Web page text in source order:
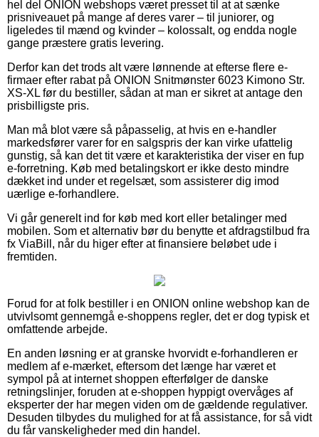
hel del ONION webshops været presset til at at sænke
prisniveauet på mange af deres varer – til juniorer, og
ligeledes til mænd og kvinder – kolossalt, og endda nogle
gange præstere gratis levering.
Derfor kan det trods alt være lønnende at efterse flere e-
firmaer efter rabat på ONION Snitmønster 6023 Kimono Str.
XS-XL før du bestiller, sådan at man er sikret at antage den
prisbilligste pris.
Man må blot være så påpasselig, at hvis en e-handler
markedsfører varer for en salgspris der kan virke ufattelig
gunstig, så kan det tit være et karakteristika der viser en fup
e-forretning. Køb med betalingskort er ikke desto mindre
dækket ind under et regelsæt, som assisterer dig imod
uærlige e-forhandlere.
Vi går generelt ind for køb med kort eller betalinger med
mobilen. Som et alternativ bør du benytte et afdragstilbud fra
fx ViaBill, når du higer efter at finansiere beløbet ude i
fremtiden.
Forud for at folk bestiller i en ONION online webshop kan de
utvivlsomt gennemgå e-shoppens regler, det er dog typisk et
omfattende arbejde.
En anden løsning er at granske hvorvidt e-forhandleren er
medlem af e-mærket, eftersom det længe har været et
sympol på at internet shoppen efterfølger de danske
retningslinjer, foruden at e-shoppen hyppigt overvåges af
eksperter der har megen viden om de gældende regulativer.
Desuden tilbydes du mulighed for at få assistance, for så vidt
du får vanskeligheder med din handel.